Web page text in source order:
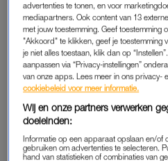
ACTIVITEITEN
Koningin Máxima vind je veel in
advertenties te tonen, en voor
mediapartners. Ook content van 13
met jouw toestemming. Geef toestemming
"Akkoord" te klikken, geef je toestemming
je niet alles toestaan, klik dan op
aanpassen via “Privacy-instellingen”
van onze apps. Lees meer in ons privacy-
cookiebeleid voor meer informatie.
Wij en onze partners verwerken
doeleinden:
Informatie op een apparaat opslaan en/of
gebruiken om advertenties te selecteren.
hand van statistieken of combinaties van